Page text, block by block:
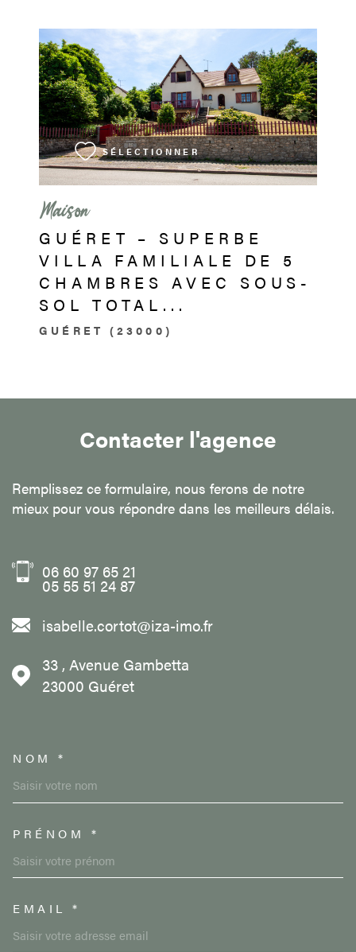
Maison
GUÉRET – SUPERBE
VILLA FAMILIALE DE 5
CHAMBRES AVEC SOUS-
SOL TOTAL...
GUÉRET (23000)
SÉLECTIONNER
VOIR LE BIEN
Contacter l'agence
Remplissez ce formulaire, nous ferons de notre
mieux pour vous répondre dans les meilleurs délais.
06 60 97 65 21
05 55 51 24 87
isabelle.cortot@iza-imo.fr
33 , Avenue Gambetta
23000
Guéret
NOM *
PRÉNOM *
EMAIL *